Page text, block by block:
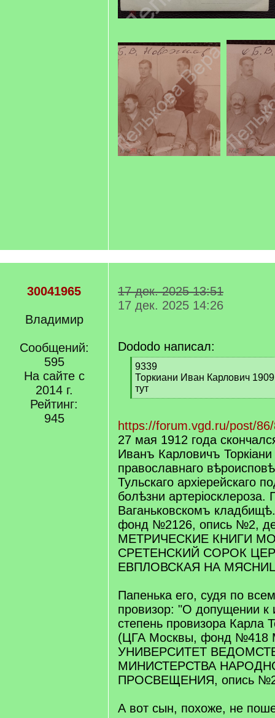
30041965
Владимир
Сообщений:
595
На сайте с
2014 г.
Рейтинг:
945
17 дек. 2025 13:51
17 дек. 2025 14:26
Dododo написал:
[
q
]
9339
Торкиани Иван Карлович 1909
тут
[
q
]
https://forum.vgd.ru/post/
27 мая 1912 года
Иванъ Карловичъ
православнаго
Тульскаго архіерейскаго
болѣзни артеріосклероза.
Ваганьковскомъ
фонд №2126, опись №2,
МЕТРИЧЕСКИЕ КНИГИ
СРЕТЕНСКИЙ СОРОК
ЕВПЛОВСКАЯ НА
Папенька его, судя по
провизор: "О допущении к
степень провизора Карла
(ЦГА Москвы, фонд
УНИВЕРСИТЕТ
МИНИСТЕРСТВА
ПРОСВЕЩЕНИЯ, опись
А вот сын, похоже, не